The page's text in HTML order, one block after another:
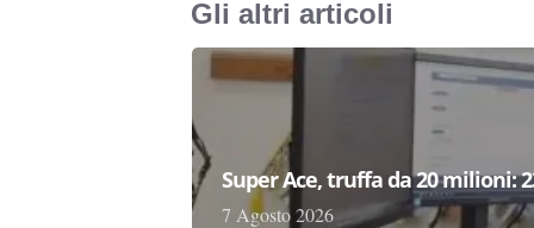
Gli altri articoli
Super Ace, truffa da 20 milioni:
7 Agosto 2026